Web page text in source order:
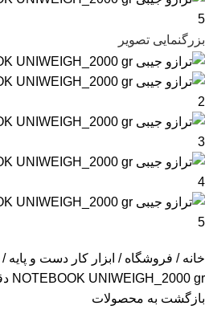
بزرگنمایی تصویر
خانه فروشگاه ابزار کار دست و پایه
NOTEBOOK UNIWEIGH_2000 gr دقت 0/1
بازگشت به محصولات